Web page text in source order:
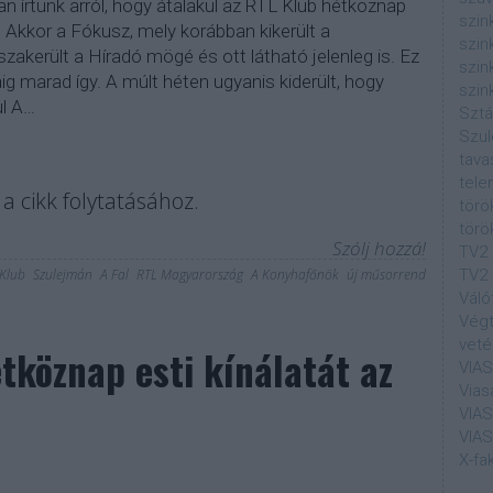
írtunk arról, hogy átalakul az RTL Klub hétköznap
a Fókusz, mely korábban kikerült a
a Híradó mögé és ott látható jelenleg is. Ez
marad így. A múlt héten ugyanis kiderült, hogy
A…
cikk folytatásához.
Szólj hozzá!
Szulejmán A Fal RTL Magyarország A Konyhafőnök új műsorrend
esti kínálatát az
TV2
X-